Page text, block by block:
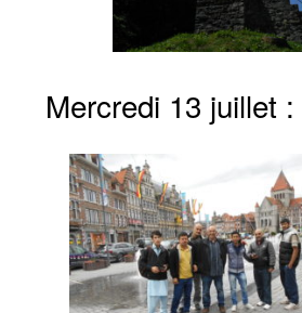
Mercredi 13 juillet